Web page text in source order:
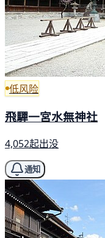
低风险
飛驒一宮水無神社
4,052起出没
通知